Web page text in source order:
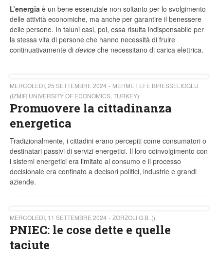
L’energia è un bene essenziale non soltanto per lo svolgimento
delle attività economiche, ma anche per garantire il benessere
delle persone. In taluni casi, poi, essa risulta indispensabile per
la stessa vita di persone che hanno necessità di fruire
continuativamente di device che necessitano di carica elettrica.
MERCOLEDÌ, 25 SETTEMBRE 2024
MEHMET EFE BIRESSELIOGLU
(IZMIR UNIVERSITY OF ECONOMICS, TURKEY)
Promuovere la cittadinanza
energetica
Tradizionalmente, i cittadini erano percepiti come consumatori o
destinatari passivi di servizi energetici. Il loro coinvolgimento con
i sistemi energetici era limitato al consumo e il processo
decisionale era confinato a decisori politici, industrie e grandi
aziende.
MERCOLEDÌ, 11 SETTEMBRE 2024 ZORZOLI G.B. ()
PNIEC: le cose dette e quelle
taciute